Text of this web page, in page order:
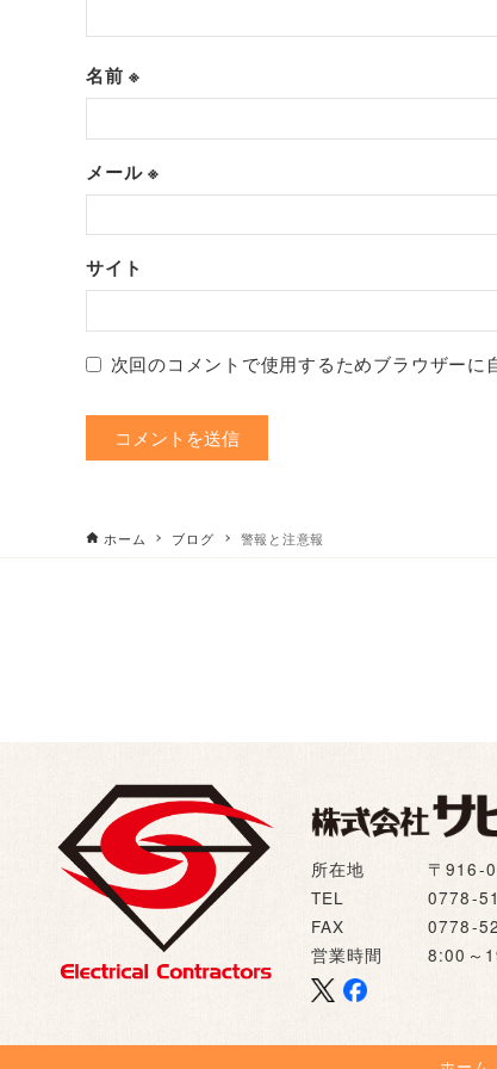
名前※
メール※
サイト
次回のコメントで使用するためブラウザーに
ホーム ブログ 警報と注意報
所在地
〒916-
TEL
0778-
FAX
0778-
営業時間
8:00～